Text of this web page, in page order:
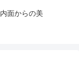
内面からの美